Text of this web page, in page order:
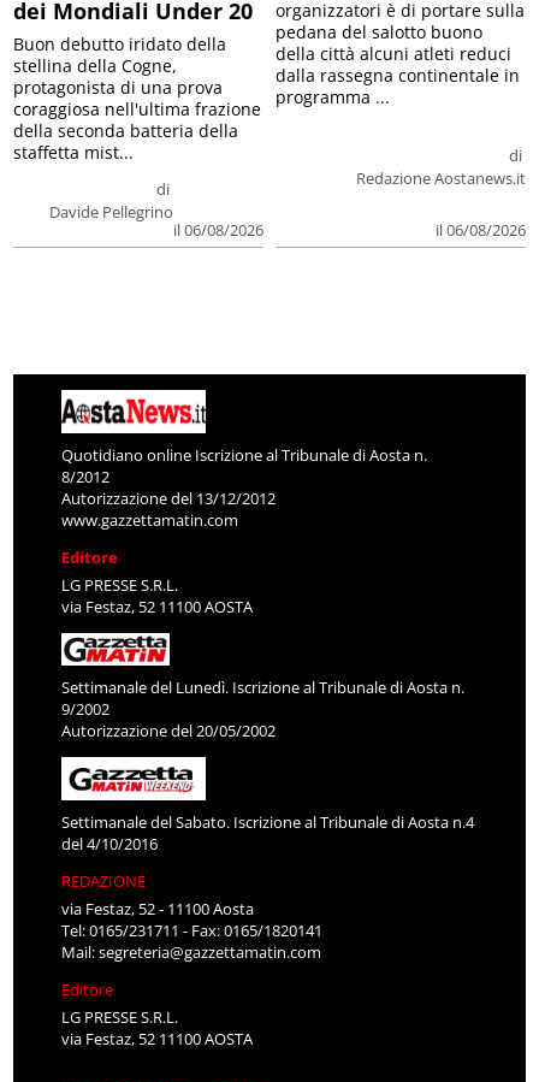
dei Mondiali Under 20
di
Davide Pellegrino
il 06/08/2026
Buon debutto iridato della
stellina della Cogne,
protagonista di una prova
coraggiosa nell'ultima frazione
della seconda batteria della
staffetta mist...
di
Redazione Aostanews.it
il 06/08/2026
organizzatori è di portare sulla
pedana del salotto buono
della città alcuni atleti reduci
dalla rassegna continentale in
programma ...
Quotidiano online Iscrizione al Tribunale di Aosta n.
8/2012
Autorizzazione del 13/12/2012
www.gazzettamatin.com
Editore
LG PRESSE S.R.L.
via Festaz, 52 11100 AOSTA
Settimanale del Lunedì. Iscrizione al Tribunale di Aosta n.
9/2002
Autorizzazione del 20/05/2002
Settimanale del Sabato. Iscrizione al Tribunale di Aosta n.4
del 4/10/2016
REDAZIONE
via Festaz, 52 - 11100 Aosta
Tel: 0165/231711 - Fax: 0165/1820141
Mail:segreteria@gazzettamatin.com
Editore
LG PRESSE S.R.L.
via Festaz, 52 11100 AOSTA